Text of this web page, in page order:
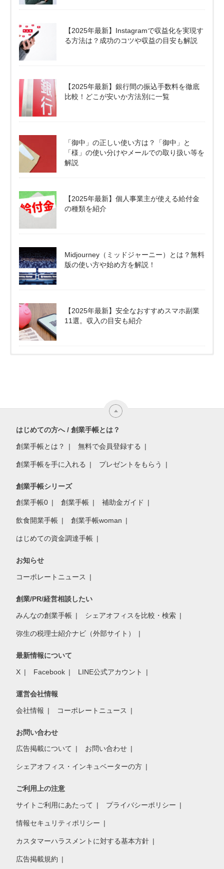
【2025年最新】Instagramで収益化を実現す
る方法は？成功のコツや収益の目安も解説
【2025年最新】銀行間の振込手数料を徹底
比較！どこが安いか方法別に一覧
「御中」の正しい使い方は？「御中」と
「様」の使い分けやメールでの取り扱い等を
解説
【2025年最新】個人事業主が使える給付金
の種類を紹介
Midjourney（ミッドジャーニー）とは？無料
版の使い方や始め方を解説！
【2025年最新】安全なおすすめスマホ副業
11選。収入の目安も紹介
はじめての方へ / 創業手帳とは？
創業手帳とは？ 無料で会員登録する
創業手帳を手に入れる プレゼントをもらう
創業手帳シリーズ
創業手帳0 創業手帳 補助金ガイド
飲食開業手帳 創業手帳woman
はじめての資金調達手帳
お知らせ
コーポレートニュース
創業/PR/経営相談したい
みんなの創業手帳 シェアオフィスを比較・検索
弥生の税理士紹介ナビ（外部サイト）
最新情報について
X Facebook LINE公式アカウント
運営会社情報
会社情報 コーポレートニュース
お問い合わせ
広告掲載について お問い合わせ
シェアオフィス・インキュベーターの方
ご利用上の注意
サイトご利用にあたって プライバシーポリシー
情報セキュリティポリシー
カスタマーハラスメントに対する基本方針
広告掲載規約